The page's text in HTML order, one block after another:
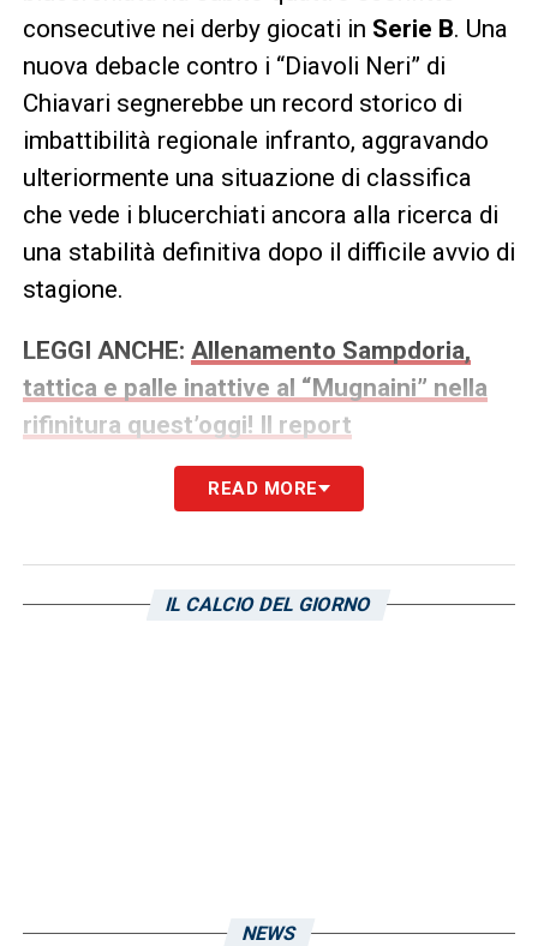
consecutive nei derby giocati in Serie B. Una
nuova debacle contro i “Diavoli Neri” di
Chiavari segnerebbe un record storico di
imbattibilità regionale infranto, aggravando
ulteriormente una situazione di classifica
che vede i blucerchiati ancora alla ricerca di
una stabilità definitiva dopo il difficile avvio di
stagione.
LEGGI ANCHE: Allenamento Sampdoria,
tattica e palle inattive al “Mugnaini” nella
rifinitura quest’oggi! Il report
LA PLAYLIST DELLE NOSTRE TOP NEWS
READ MORE
IL CALCIO DEL GIORNO
NEWS